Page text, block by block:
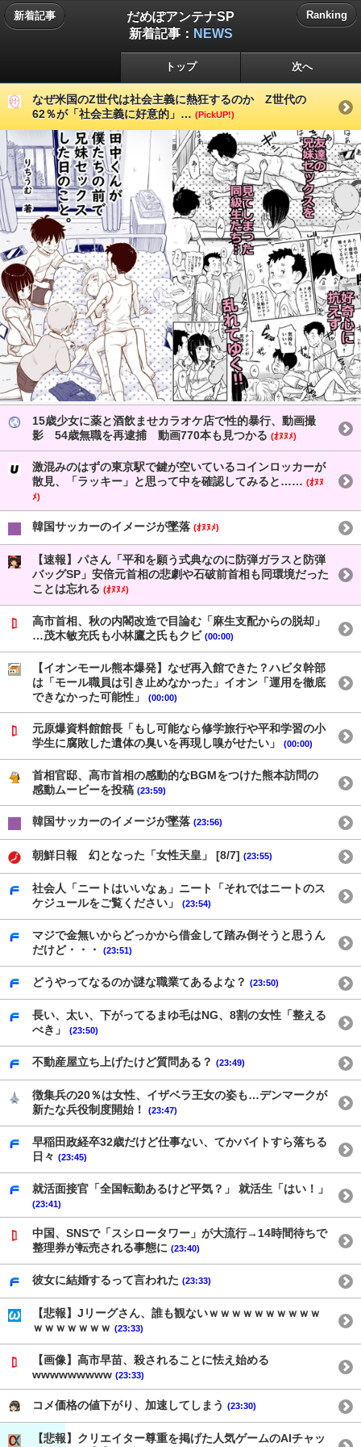
新着記事
だめぽアンテナSP
新着記事： NEWS
Ranking
トップ 次へ
なぜ米国のZ世代は社会主義に熱狂するのか Z世代の
62％が「社会主義に好意的」… (PickUP!)
15歳少女に薬と酒飲ませカラオケ店で性的暴行、動画撮
影 54歳無職を再逮捕 動画770本も見つかる (ｵﾇﾇﾒ)
激混みのはずの東京駅で鍵が空いているコインロッカーが
散見、「ラッキー」と思って中を確認してみると…… (ｵﾇﾇ
ﾒ)
韓国サッカーのイメージが墜落 (ｵﾇﾇﾒ)
【速報】パさん「平和を願う式典なのに防弾ガラスと防弾
バッグSP」安倍元首相の悲劇や石破前首相も同環境だった
ことは忘れる (ｵﾇﾇﾒ)
高市首相、秋の内閣改造で目論む「麻生支配からの脱却」
…茂木敏充氏も小林鷹之氏もクビ (00:00)
【イオンモール熊本爆発】なぜ再入館できた？ハビタ幹部
は「モール職員は引き止めなかった」イオン「運用を徹底
できなかった可能性」
(00:00)
元原爆資料館館長「もし可能なら修学旅行や平和学習の小
学生に腐敗した遺体の臭いを再現し嗅がせたい」
(00:00)
首相官邸、高市首相の感動的なBGMをつけた熊本訪問の
感動ムービーを投稿 (23:59)
韓国サッカーのイメージが墜落 (23:56)
朝鮮日報 幻となった「女性天皇」 [8/7] (23:55)
社会人「ニートはいいなぁ」ニート「それではニートのス
ケジュールをご覧ください」
(23:54)
マジで金無いからどっかから借金して踏み倒そうと思うん
だけど・・・
(23:51)
どうやってなるのか謎な職業てあるよな？ (23:50)
長い、太い、下がってるまゆ毛はNG、8割の女性「整える
べき」
(23:50)
不動産屋立ち上げたけど質問ある？ (23:49)
徴集兵の20％は女性、イザベラ王女の姿も…デンマークが
新たな兵役制度開始！
(23:47)
早稲田政経卒32歳だけど仕事ない、てかバイトすら落ちる
日々 (23:45)
就活面接官「全国転勤あるけど平気？」 就活生「はい！」
(23:41)
中国、SNSで「スシロータワー」が大流行→14時間待ちで
整理券が転売される事態に (23:40)
彼女に結婚するって言われた (23:33)
【悲報】Jリーグさん、誰も観ないｗｗｗｗｗｗｗｗｗｗ
ｗｗｗｗｗｗｗ (23:33)
【画像】高市早苗、殺されることに怯え始める
wwwwwwwww (23:33)
コメ価格の値下がり、加速してしまう (23:30)
【悲報】クリエイター尊重を掲げた人気ゲームのAIチャッ